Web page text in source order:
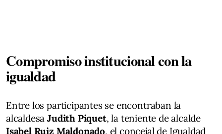
Compromiso institucional con la
igualdad
Entre los participantes se encontraban la
alcaldesaJudith Piquet, la teniente de alcalde
Isabel Ruiz Maldonado, el concejal de Igualdad